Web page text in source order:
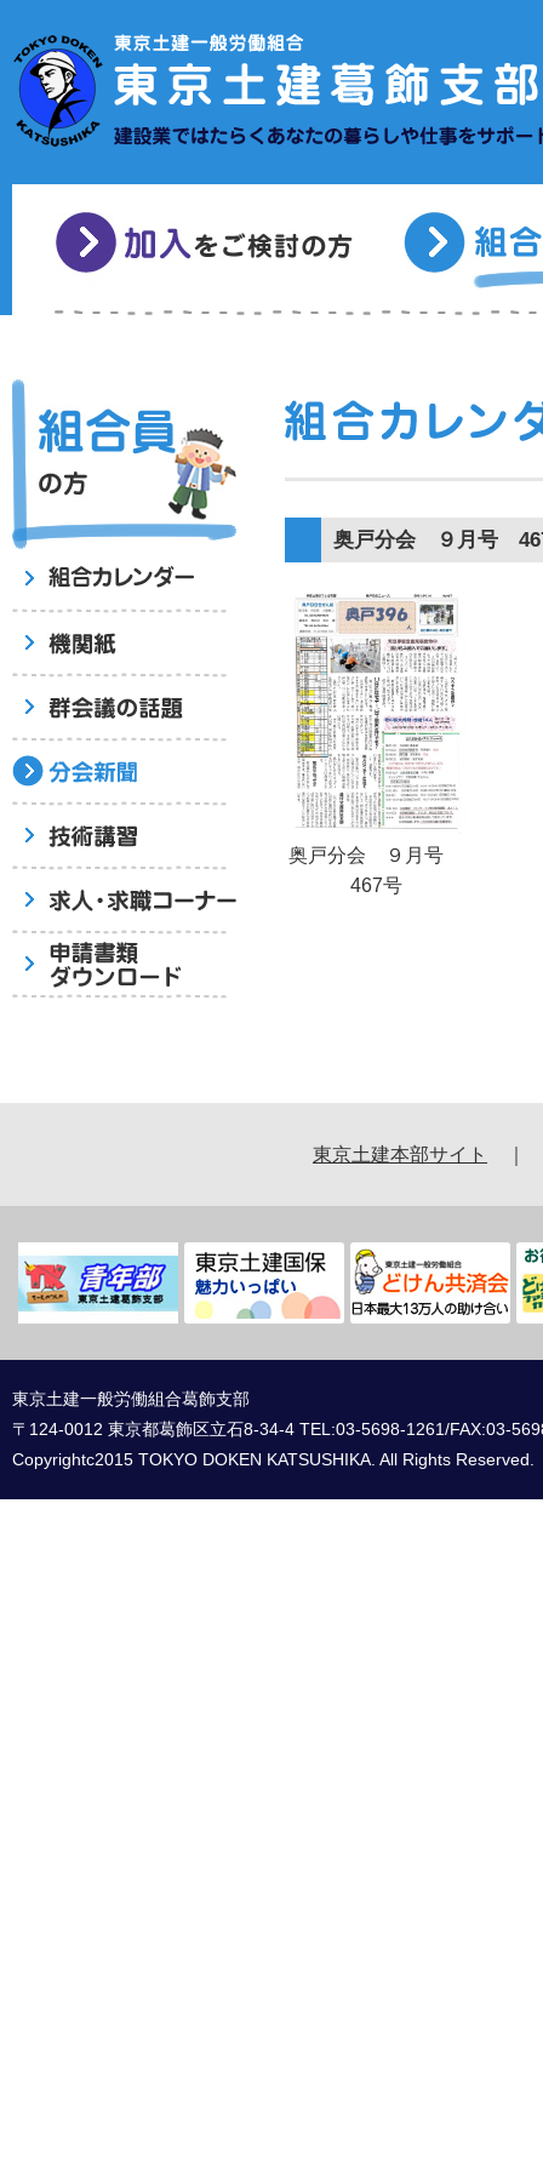
奥戸分会 ９月号
奥戸分会 ９月号
467号
東京土建本部サイト
東京土建一般労働組合葛飾支部
〒124-0012 東京都葛飾区立石8-34-4 TEL:03-5698-1261/FAX:03-
Copyrightc2015 TOKYO DOKEN KATSUSHIKA. All Rights Reserved.